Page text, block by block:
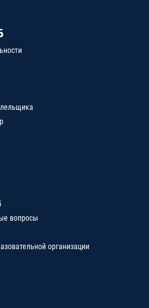
вопросы
организации